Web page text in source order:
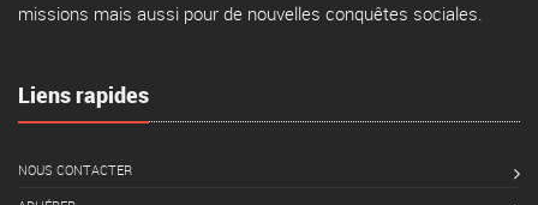
missions mais aussi pour de nouvelles conquêtes sociales.
Liens rapides
NOUS CONTACTER